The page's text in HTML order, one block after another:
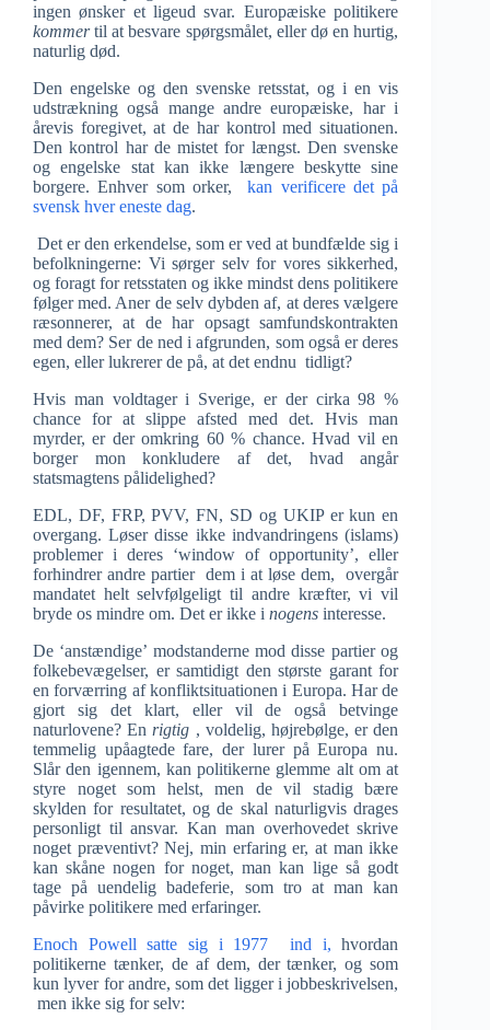
ingen ønsker et ligeud svar. Europæiske politikere
kommertil at besvare spørgsmålet, eller dø en hurtig,
naturlig død.
Den engelske og den svenske retsstat, og i en vis
udstrækning også mange andre europæiske, har i
årevis foregivet, at de har kontrol med situationen.
Den kontrol har de mistet for længst. Den svenske
og engelske stat kan ikke længere beskytte sine
borgere. Enhver som orker,
kan verificere det på
svensk hver eneste dag.
Det er den erkendelse, som er ved at bundfælde sig i
befolkningerne: Vi sørger selv for vores sikkerhed,
og foragt for retsstaten og ikke mindst dens politikere
følger med. Aner de selv dybden af, at deres vælgere
ræsonnerer, at de har opsagt samfundskontrakten
med dem? Ser de ned i afgrunden, som også er deres
egen, eller lukrerer de på, at det endnu tidligt?
Hvis man voldtager i Sverige, er der cirka 98 %
chance for at slippe afsted med det. Hvis man
myrder, er der omkring 60 % chance. Hvad vil en
borger mon konkludere af det, hvad angår
statsmagtens pålidelighed?
EDL, DF, FRP, PVV, FN, SD og UKIP er kun en
overgang. Løser disse ikke indvandringens (islams)
problemer i deres ‘window of opportunity’, eller
forhindrer andre partier dem i at løse dem, overgår
mandatet helt selvfølgeligt til andre kræfter, vi vil
bryde os mindre om. Det er ikke i nogens interesse.
De ‘anstændige’ modstanderne mod disse partier og
folkebevægelser, er samtidigt den største garant for
en forværring af konfliktsituationen i Europa. Har de
gjort sig det klart, eller vil de også betvinge
naturlovene? En rigtig , voldelig, højrebølge, er den
temmelig upåagtede fare, der lurer på Europa nu.
Slår den igennem, kan politikerne glemme alt om at
styre noget som helst, men de vil stadig bære
skylden for resultatet, og de skal naturligvis drages
personligt til ansvar. Kan man overhovedet skrive
noget præventivt? Nej, min erfaring er, at man ikke
kan skåne nogen for noget, man kan lige så godt
tage på uendelig badeferie, som tro at man kan
påvirke politikere med erfaringer.
Enoch Powell satte sig i 1977 ind i, hvordan
politikerne tænker, de af dem, der tænker, og som
kun lyver for andre, som det ligger i jobbeskrivelsen,
men ikke sig for selv: